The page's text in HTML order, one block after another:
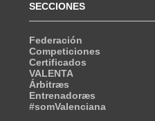
SECCIONES
Federación
Competiciones
Certificados
VALENTA
Árbitræs
Entrenadoræs
#somValenciana